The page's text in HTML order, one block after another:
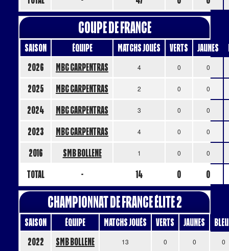
Coupe de France
Saison Équipe Matchs Joués Verts Jaunes
2026
MBC CARPENTRAS 4 0 0
2025 MBC CARPENTRAS 2 0 0
2024 MBC CARPENTRAS 3 0 0
2023 MBC CARPENTRAS 4 0 0
2016 SMB BOLLENE 1 0 0
Total - 14 0 0
Championnat de France Élite 2
Saison Équipe Matchs Joués Verts Jaunes
2022
SMB BOLLENE 13 0 0 0